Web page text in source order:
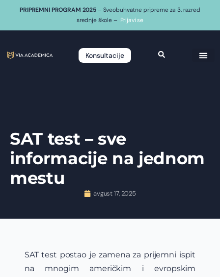
PRIPREMNI PROGRAM 2025 – Sveobuhvatne pripreme za 3. razred
srednje škole – Prijavi se
Konsultacije
SAT test – sve
informacije na jednom
mestu
avgust 17, 2025
SAT test postao je zamena za prijemni ispit
na mnogim američkim i evropskim